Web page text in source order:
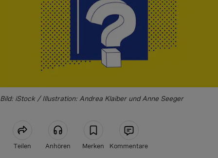
Bild: iStock / Illustration: Andrea Klaiber und Anne Seeger
Teilen Anhören Merken Kommentare